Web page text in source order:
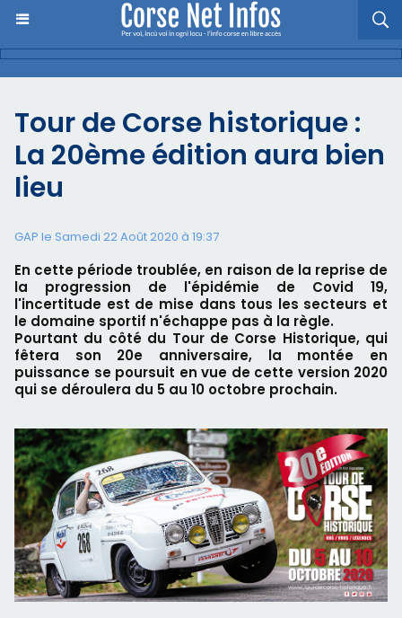
Tour de Corse historique :
La 20ème édition aura bien
lieu
GAP le Samedi 22 Août 2020 à 19:37
En cette période troublée, en raison de la reprise de
la progression de l'épidémie de Covid 19,
l'incertitude est de mise dans tous les secteurs et
le domaine sportif n'échappe pas à la règle.
Pourtant du côté du Tour de Corse Historique, qui
fêtera son 20e anniversaire, la montée en
puissance se poursuit en vue de cette version 2020
qui se déroulera du 5 au 10 octobre prochain.